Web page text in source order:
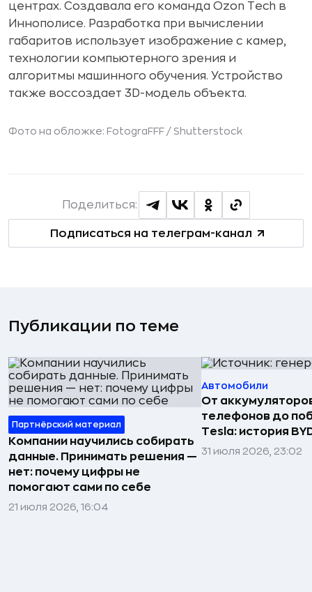
центрах. Создавала его команда Ozon Tech в
Иннополисе. Разработка при вычислении
габаритов использует изображение с камер,
технологии компьютерного зрения и
алгоритмы машинного обучения. Устройство
также воссоздает 3D-модель объекта.
Фото на обложке: FotograFFF / Shutterstock
Подписаться на телеграм-канал
Поделиться:
Публикации по теме
Партнёрский материал
Компании научились собирать
данные. Принимать решения —
нет: почему цифры не
помогают сами по себе
21 июля 2026, 16:04
Автомобили
От
телефонов до
Tesla: история
31 июля 2026, 23:02